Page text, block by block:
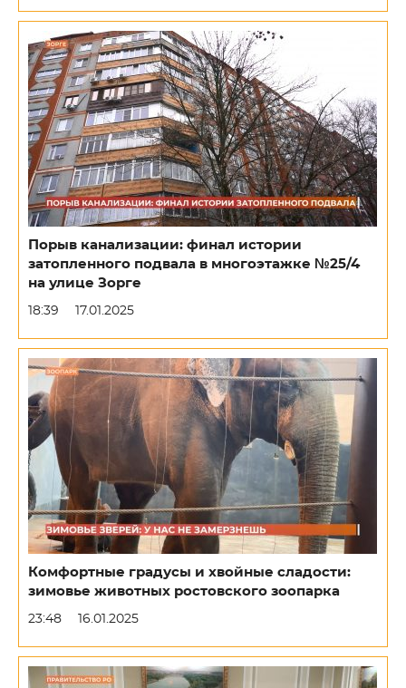
Порыв канализации: финал истории
затопленного подвала в многоэтажке №25/4
на улице Зорге
18:39 17.01.2025
Комфортные градусы и хвойные сладости:
зимовье животных ростовского зоопарка
23:48 16.01.2025